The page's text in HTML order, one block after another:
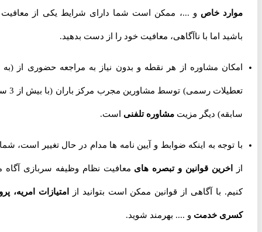
موارد خاصو ...، ممکن است شما دارای شرایط یکی از معافیت ها
باشید اما با ناآگاهی، معافیت خود را از دست بدهید.
امکان مشاوره از هر نقطه و بدون نیاز به مراجعه حضوری از (به جز
تعطیلات رسمی) توسط مشاورین مجرب مرکز باران (با بیش از 3 سال
سابقه) دیگر مزیت مشاوره تلفنیاست.
با توجه به اینکه ضوابط و آیین نامه ها مدام در حال تغییر است، شما را
اخرین قوانین و تبصره هایمعافیت نظام وظیفه سربازی آگاه می
کنیم. با آگاهی از قوانین ممکن است بتوانید ازامتیازات امریه، پروژه
کسری خدمتو .... بهرمند شوید.